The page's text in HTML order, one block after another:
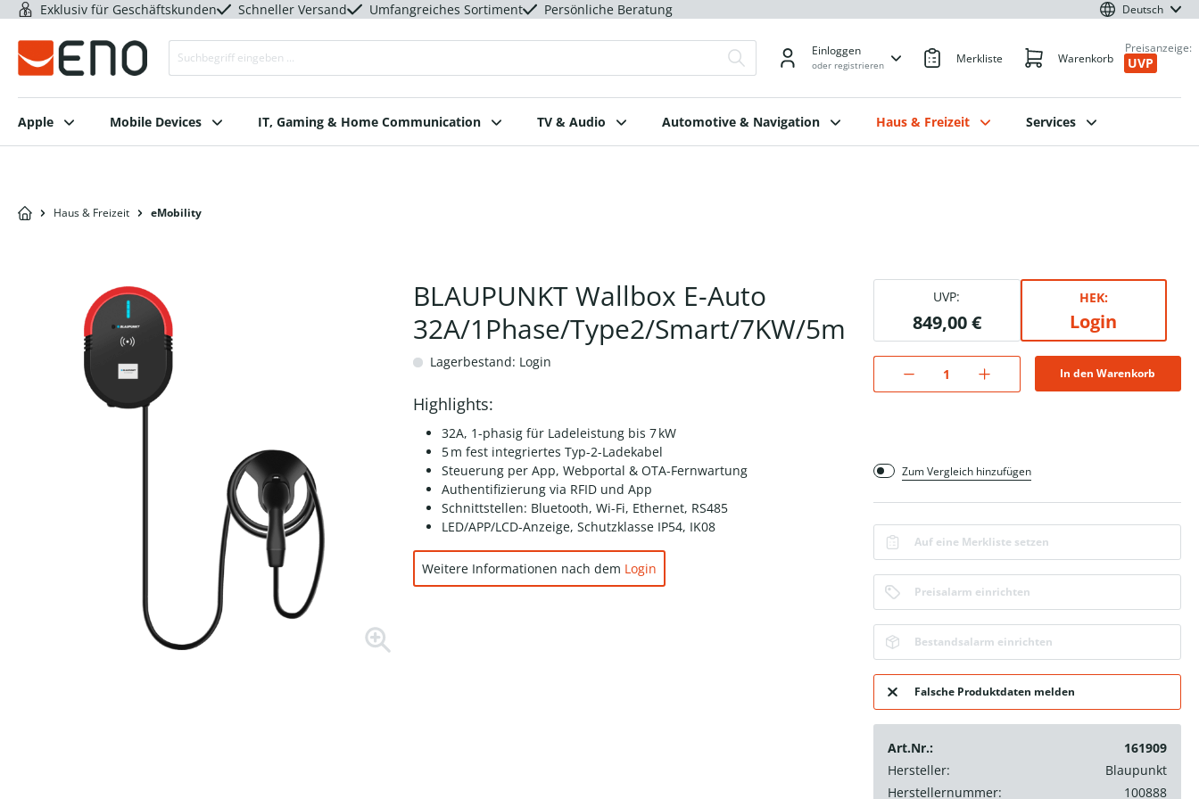
Exklusiv für Geschäftskunden Schneller Versand Umfangreiches Sortiment Persönliche Beratung Deutsch
Einloggen
oder registrieren Merkliste Warenkorb
Preisanzeige:
UVP
Apple Mobile Devices IT, Gaming & Home Communication TV & Audio Automotive & Navigation Haus & Freizeit Services
Haus & Freizeit eMobility
BLAUPUNKT Wallbox E-Auto
32A/1Phase/Type2/Smart/7KW/5m
Lagerbestand: Login
Highlights:
32A, 1-phasig für Ladeleistung bis 7 kW
5 m fest integriertes Typ-2-Ladekabel
Steuerung per App, Webportal & OTA-Fernwartung
Authentifizierung via RFID und App
Schnittstellen: Bluetooth, Wi-Fi, Ethernet, RS485
LED/APP/LCD-Anzeige, Schutzklasse IP54, IK08
Weitere Informationen nach dem Login
UVP:
849,00 €
HEK:
Login
In den Warenkorb
Zum Vergleich hinzufügen
Auf eine Merkliste setzen
Preisalarm einrichten
Bestandsalarm einrichten
Falsche Produktdaten melden
Art.Nr.:
161909
Hersteller:
Blaupunkt
Herstellernummer:
100888